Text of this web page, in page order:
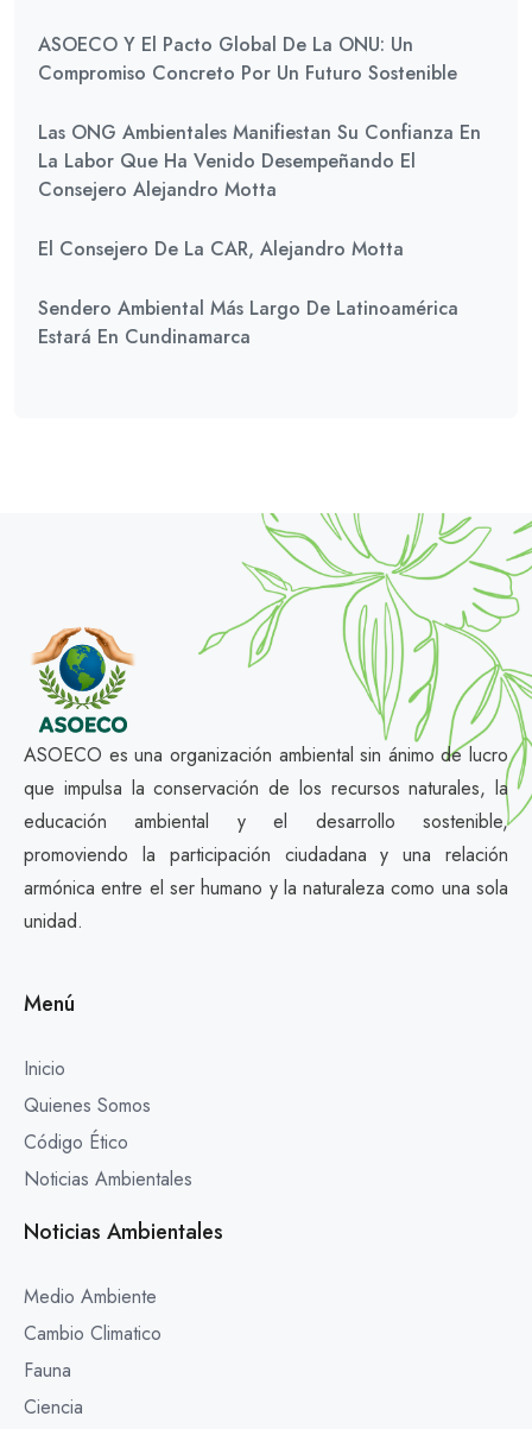
ASOECO Y El Pacto Global De La ONU: Un
Compromiso Concreto Por Un Futuro Sostenible
Las ONG Ambientales Manifiestan Su Confianza En
La Labor Que Ha Venido Desempeñando El
Consejero Alejandro Motta
El Consejero De La CAR, Alejandro Motta
Sendero Ambiental Más Largo De Latinoamérica
Estará En Cundinamarca
ASOECO es una organización ambiental sin ánimo de lucro
que impulsa la conservación de los recursos naturales, la
educación ambiental y el desarrollo sostenible,
promoviendo la participación ciudadana y una relación
armónica entre el ser humano y la naturaleza como una sola
unidad.
Menú
Inicio
Quienes Somos
Código Ético
Noticias Ambientales
Noticias Ambientales
Medio Ambiente
Cambio Climatico
Fauna
Ciencia